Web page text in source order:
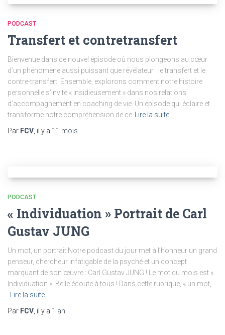
PODCAST
Transfert et contretransfert
Bienvenue dans ce nouvel épisode où nous plongeons au cœur
d’un phénomène aussi puissant que révélateur : le transfert et le
contre-transfert. Ensemble, explorons comment notre histoire
personnelle s’invite « insidieusement » dans nos relations
d’accompagnement en coaching de vie. Un épisode qui éclaire et
transforme notre compréhension de ce
Lire la suite
Par FCV , il y a 11 mois
PODCAST
« Individuation » Portrait de Carl
Gustav JUNG
Un mot, un portrait Notre podcast du jour met à l’honneur un grand
penseur, chercheur infatigable de la psyché et un concept
marquant de son œuvre : Carl Gustav JUNG ! Le mot du mois est «
Individuation ». Belle écoute à tous ! Dans cette rubrique, « un mot,
Lire la suite
Par FCV , il y a 1 an